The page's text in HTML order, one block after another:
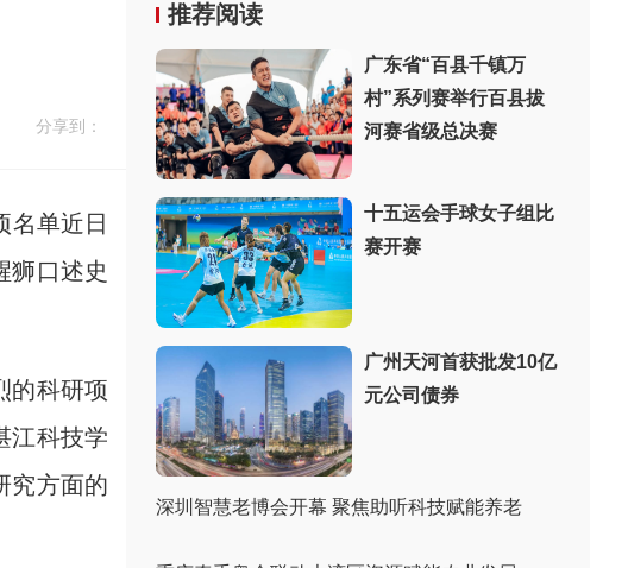
分享到：
单近日
狮口述史
的科研项
江科技学
究方面的
推荐阅读
广东省“百县千镇万
村”系列赛举行百县拔
河赛省级总决赛
十五运会手球女子组比
赛开赛
广州天河首获批发10亿
元公司债券
深圳智慧老博会开幕 聚焦助听科技赋能养老